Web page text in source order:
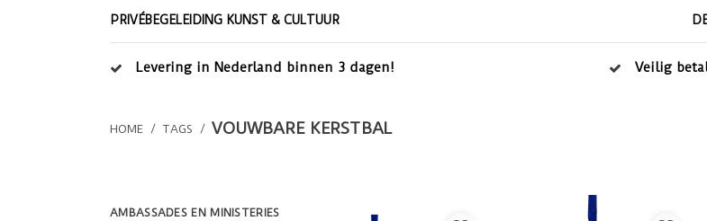
PRIVÉBEGELEIDING KUNST & CULTUUR
Levering in Nederland binnen 3 dagen! Veilig
HOME / TAGS / VOUWBARE KERSTBAL
AMBASSADES EN MINISTERIES